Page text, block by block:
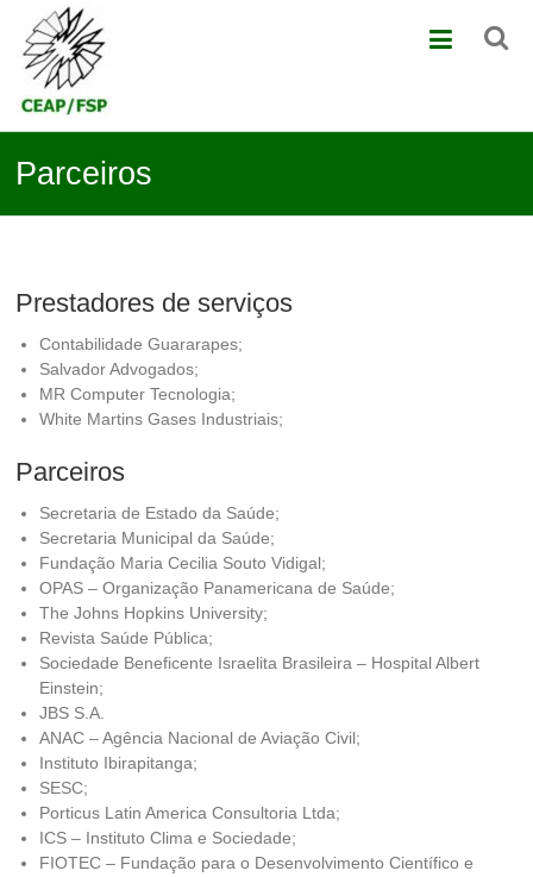
content
CEAP
Centro
de
Faculdade
Saúde
Parceiros
Prestadores de serviços
Contabilidade Guararapes;
Salvador Advogados;
MR Computer Tecnologia;
White Martins Gases Industriais;
Parceiros
Secretaria de Estado da Saúde;
Secretaria Municipal da Saúde;
Fundação Maria Cecilia Souto Vidigal;
OPAS – Organização Panamericana de Saúde;
The Johns Hopkins University;
Revista Saúde Pública;
Sociedade Beneficente Israelita Brasileira – Hospital Albert
Einstein;
JBS S.A.
ANAC – Agência Nacional de Aviação Civil;
Instituto Ibirapitanga;
SESC;
Porticus Latin America Consultoria Ltda;
ICS – Instituto Clima e Sociedade;
FIOTEC – Fundação para o Desenvolvimento Científico e